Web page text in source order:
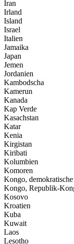
Iran
Irland
Island
Israel
Italien
Jamaika
Japan
Jemen
Jordanien
Kambodscha
Kamerun
Kanada
Kap Verde
Kasachstan
Katar
Kenia
Kirgistan
Kiribati
Kolumbien
Komoren
Kongo,
Kongo, Republik-
Kosovo
Kroatien
Kuba
Kuwait
Laos
Lesotho